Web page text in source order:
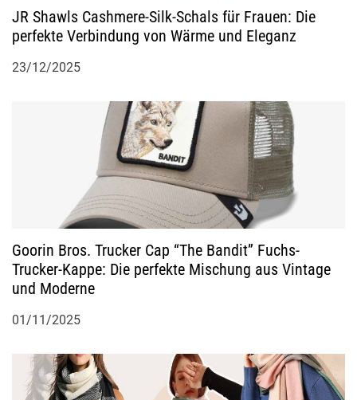
t
i
JR Shawls Cashmere-Silk-Schals für Frauen: Die
perfekte Verbindung von Wärme und Eleganz
23/12/2025
Goorin Bros. Trucker Cap “The Bandit” Fuchs-
Trucker-Kappe: Die perfekte Mischung aus Vintage
und Moderne
01/11/2025